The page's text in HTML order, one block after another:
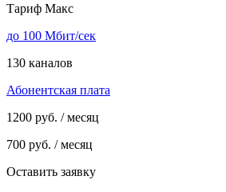
Тариф Макс
до 100 Мбит/сек
130 каналов
Абонентская плата
1200 руб. / месяц
700 руб. / месяц
Оставить заявку